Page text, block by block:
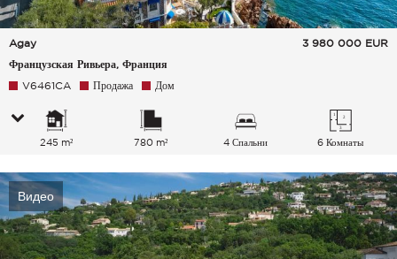
Agay
Французская Ривьера, Франция
3 980 000 EUR
V6461CA Продажа Дом
245 m² 780 m² 4 Спальни 6 Комнаты
Видео